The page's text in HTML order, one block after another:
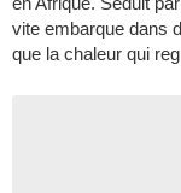
vite embarque dans
que la chaleur qui